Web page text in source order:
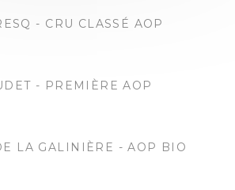
- CRU CLASSÉ AOP
- PREMIÈRE AOP
LA GALINIÈRE - AOP BIO